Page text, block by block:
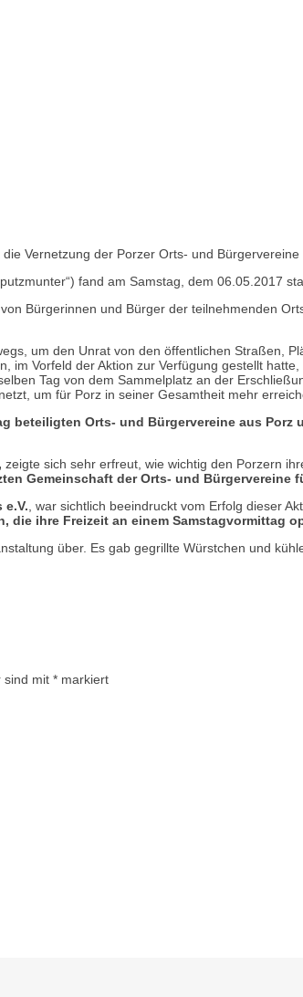
Vernetzung der Porzer Orts- und
fand am Samstag, dem 06.05.2017
Bürgerinnen und Bürger der teilnehmenden
um den Unrat von den öffentlichen Straßen,
im Vorfeld der Aktion zur Verfügung gestellt
Tag von dem Sammelplatz an der
um für Porz in seiner Gesamtheit mehr
beteiligten Orts- und Bürgervereine aus
zeigte sich sehr erfreut, wie wichtig den Porzern
Gemeinschaft der Orts- und Bürgervereine
e.V., war sichtlich beeindruckt vom Erfolg dieser
die ihre Freizeit an einem Samstagvormittag
über. Es gab gegrillte Würstchen und
sind mit * markiert